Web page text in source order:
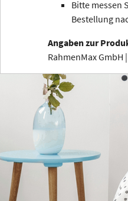
Bitte messen
Bestellung
Angaben zur
RahmenMax